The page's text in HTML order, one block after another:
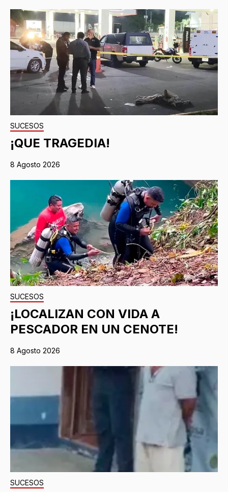
SUCESOS
¡QUE TRAGEDIA!
8 Agosto 2026
SUCESOS
¡LOCALIZAN CON VIDA A
PESCADOR EN UN CENOTE!
8 Agosto 2026
SUCESOS